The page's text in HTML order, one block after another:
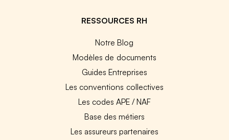
RESSOURCES RH
Notre Blog
Modèles de documents
Guides Entreprises
Les conventions collectives
Les codes APE / NAF
Base des métiers
Les assureurs partenaires